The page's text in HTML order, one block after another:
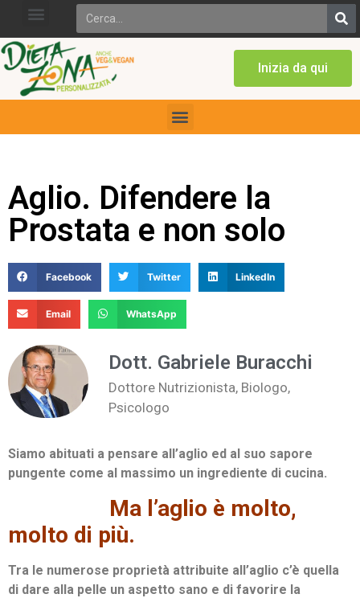
Inizia da qui
Aglio. Difendere la
Prostata e non solo
Facebook Twitter LinkedIn
Email WhatsApp
Dott. Gabriele Buracchi
Dottore Nutrizionista, Biologo,
Psicologo
Siamo abituati a pensare all’aglio ed al suo sapore
pungente come al massimo un ingrediente di cucina.
Ma l’aglio è molto,
molto di più.
Tra le numerose proprietà attribuite all’aglio c’è quella
di dare alla pelle un aspetto sano e di favorire la